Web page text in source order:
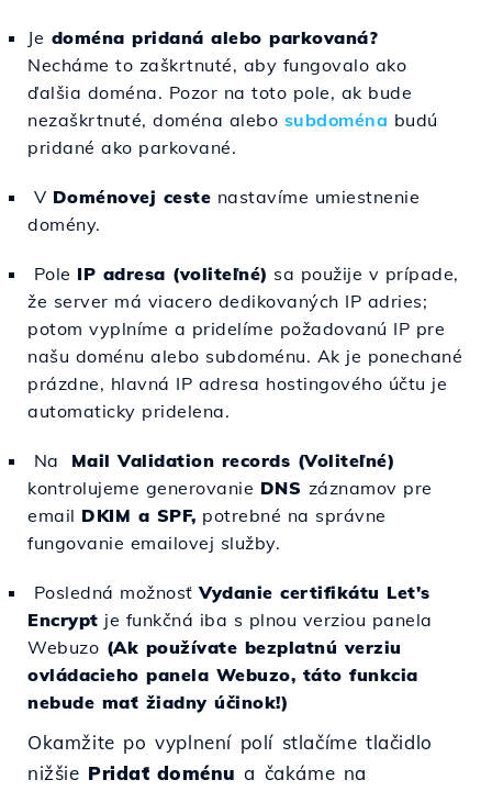
Je doména pridaná alebo parkovaná?
Necháme to zaškrtnuté, aby fungovalo ako
ďalšia doména. Pozor na toto pole, ak bude
nezaškrtnuté, doména alebo subdoména budú
pridané ako parkované.
V Doménovej ceste nastavíme umiestnenie
domény.
Pole IP adresa (voliteľné) sa použije v prípade,
že server má viacero dedikovaných IP adries;
potom vyplníme a pridelíme požadovanú IP pre
našu doménu alebo subdoménu. Ak je ponechané
prázdne, hlavná IP adresa hostingového účtu je
automaticky pridelena.
Na Mail Validation records (Voliteľné)
kontrolujeme generovanie DNS záznamov pre
email DKIM a SPF, potrebné na správne
fungovanie emailovej služby.
Posledná možnosťVydanie certifikátu Let's
Encrypt je funkčná iba s plnou verziou panela
Webuzo (Ak používate bezplatnú verziu
ovládacieho panela Webuzo, táto funkcia
nebude mať žiadny účinok!)
Okamžite po vyplnení polí stlačíme tlačidlo
nižšie Pridať doménu a čakáme na